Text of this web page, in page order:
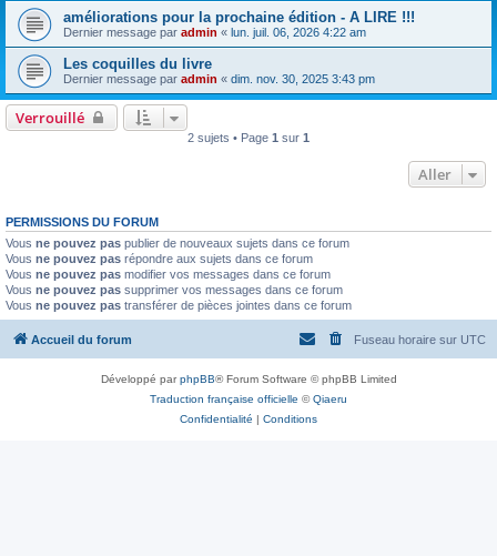
améliorations pour la prochaine édition - A LIRE !!!
Dernier message par admin « lun. juil. 06, 2026 4:22 am
Les coquilles du livre
Dernier message par admin « dim. nov. 30, 2025 3:43 pm
Verrouillé
2 sujets • Page 1 sur 1
Aller
PERMISSIONS DU FORUM
Vous ne pouvez pas publier de nouveaux sujets dans ce forum
Vous ne pouvez pas répondre aux sujets dans ce forum
Vous ne pouvez pas modifier vos messages dans ce forum
Vous ne pouvez pas supprimer vos messages dans ce forum
Vous ne pouvez pas transférer de pièces jointes dans ce forum
Accueil du forum Fuseau horaire sur UTC
Développé parphpBB® Forum Software © phpBB Limited
Traduction française officielle ©Qiaeru
Confidentialité | Conditions